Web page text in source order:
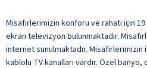
Misafirlerimizin konforu ve rahatı için
ekran televizyon bulunmaktadır.
internet sunulmaktadır.
kablolu TV kanalları vardır. Özel